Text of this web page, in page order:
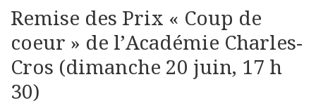
Remise des Prix « Coup de
coeur » de l’Académie Charles-
Cros (dimanche 20 juin, 17 h
30)